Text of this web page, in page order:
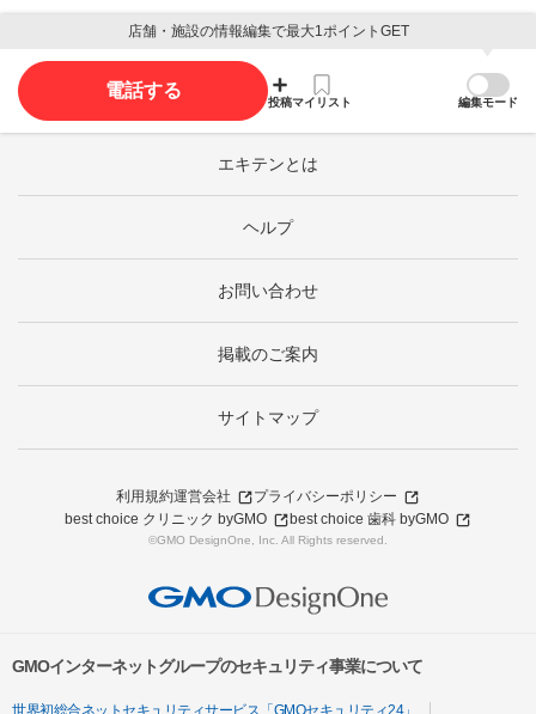
店舗・施設の情報編集で最大1ポイントGET
電話する
投稿マイリスト 編集モード
エキテンとは
ヘルプ
お問い合わせ
掲載のご案内
サイトマップ
利用規約運営会社
プライバシーポリシー
best choice クリニック byGMO
best choice 歯科 byGMO
©GMO DesignOne, Inc. All Rights reserved.
GMOインターネットグループのセキュリティ事業について
世界初総合ネットセキュリティサービス「GMOセキュリティ24」